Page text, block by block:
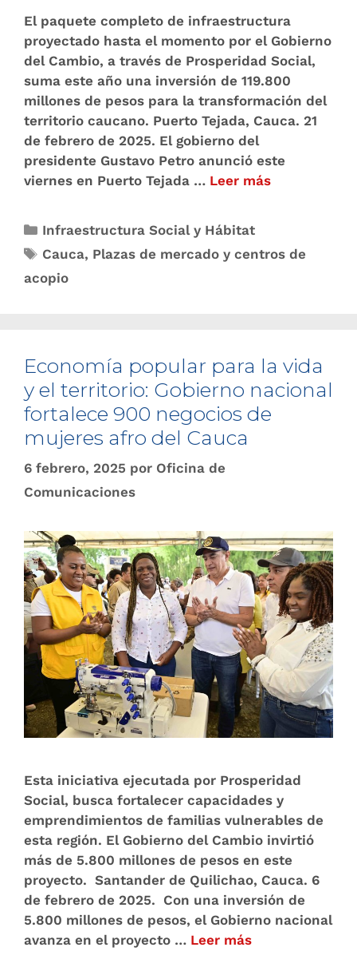
El paquete completo de infraestructura
proyectado hasta el momento por el Gobierno
del Cambio, a través de Prosperidad Social,
suma este año una inversión de 119.800
millones de pesos para la transformación del
territorio caucano. Puerto Tejada, Cauca. 21
de febrero de 2025. El gobierno del
presidente Gustavo Petro anunció este
viernes en Puerto Tejada … Leer más
Infraestructura Social y Hábitat
Cauca, Plazas de mercado y centros de
acopio
Economía popular para la vida
y el territorio: Gobierno nacional
fortalece 900 negocios de
mujeres afro del Cauca
6 febrero, 2025 por Oficina de
Comunicaciones
Esta iniciativa ejecutada por Prosperidad
Social, busca fortalecer capacidades y
emprendimientos de familias vulnerables de
esta región. El Gobierno del Cambio invirtió
más de 5.800 millones de pesos en este
proyecto. Santander de Quilichao, Cauca. 6
de febrero de 2025. Con una inversión de
5.800 millones de pesos, el Gobierno nacional
avanza en el proyecto … Leer más